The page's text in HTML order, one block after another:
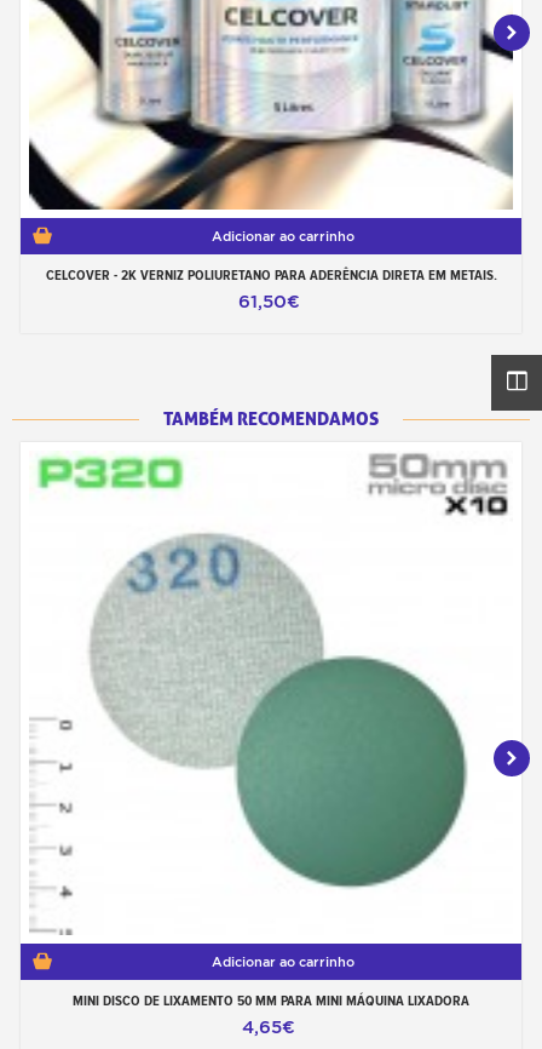
Adicionar ao carrinho
CELCOVER - 2K VERNIZ POLIURETANO PARA ADERÊNCIA DIRETA EM METAIS.
61,50€
TAMBÉM RECOMENDAMOS
Adicionar ao carrinho
MINI DISCO DE LIXAMENTO 50 MM PARA MINI MÁQUINA LIXADORA
4,65€